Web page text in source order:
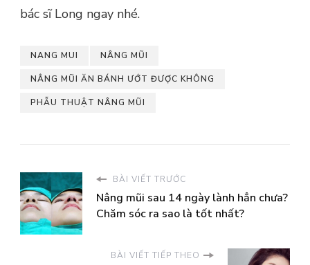
bác sĩ Long ngay nhé.
NANG MUI NÂNG MŨI
NÂNG MŨI ĂN BÁNH ƯỚT ĐƯỢC KHÔNG
PHẪU THUẬT NÂNG MŨI
BÀI VIẾT TRƯỚC
Nâng mũi sau 14 ngày lành hẳn chưa?
Chăm sóc ra sao là tốt nhất?
BÀI VIẾT TIẾP THEO